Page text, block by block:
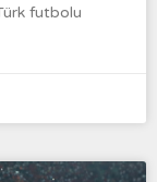
futbolu